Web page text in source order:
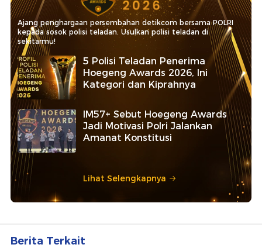
Ajang penghargaan persembahan detikcom bersama POLRI
kepada sosok polisi teladan. Usulkan polisi teladan di
sekitarmu!
5 Polisi Teladan Penerima
Hoegeng Awards 2026, Ini
Kategori dan Kiprahnya
IM57+ Sebut Hoegeng Awards
Jadi Motivasi Polri Jalankan
Amanat Konstitusi
Lihat Selengkapnya
Berita Terkait